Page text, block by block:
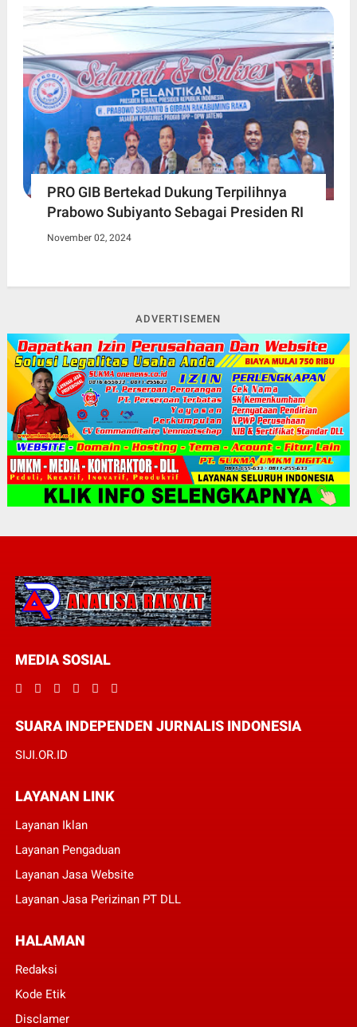
PRO GIB Bertekad Dukung Terpilihnya
Prabowo Subiyanto Sebagai Presiden RI
November 02, 2024
ADVERTISEMEN
MEDIA SOSIAL
SUARA INDEPENDEN JURNALIS INDONESIA
SIJI.OR.ID
LAYANAN LINK
Layanan Iklan
Layanan Pengaduan
Layanan Jasa Website
Layanan Jasa Perizinan PT DLL
HALAMAN
Redaksi
Kode Etik
Disclamer